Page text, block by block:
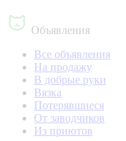
Объявления
Все объявления
На продажу
В добрые руки
Вязка
Потерявшиеся
От заводчиков
Из приютов